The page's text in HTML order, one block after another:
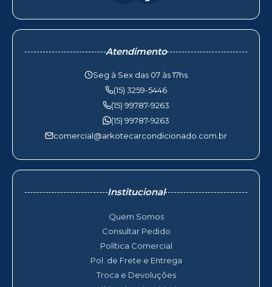
Atendimento
Seg à Sex das 07 às 17hs
(15) 3259-5446
(15) 99787-9263
(15) 99787-9263
comercial@arkotecarcondicionado.com.br
Institucional
Quem Somos
Consultar Pedido
Política Comercial
Pol. de Frete e Entrega
Troca e Devoluções